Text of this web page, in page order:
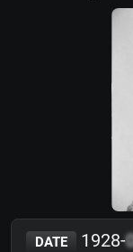
DATE 1928-